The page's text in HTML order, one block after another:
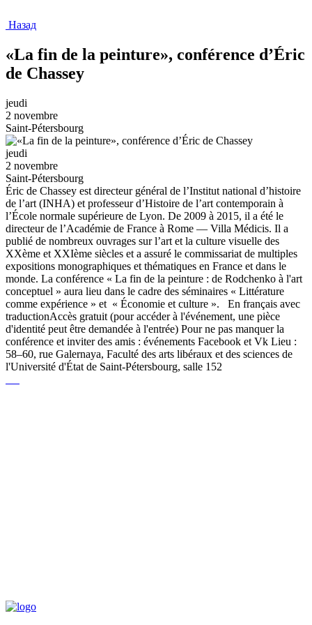
Назад
«La fin de la peinture», conférence d’Éric
de Chassey
jeudi
2 novembre
Saint-Pétersbourg
jeudi
2 novembre
Saint-Pétersbourg
Éric de Chassey est directeur général de l’Institut national d’histoire
de l’art (INHA) et professeur d’Histoire de l’art contemporain à
l’École normale supérieure de Lyon. De 2009 à 2015, il a été le
directeur de l’Académie de France à Rome — Villa Médicis. Il a
publié de nombreux ouvrages sur l’art et la culture visuelle des
XXème et XXIème siècles et a assuré le commissariat de multiples
expositions monographiques et thématiques en France et dans le
monde. La conférence « La fin de la peinture : de Rodchenko à l'art
conceptuel » aura lieu dans le cadre des séminaires « Littérature
comme expérience » et « Économie et culture ». En français avec
traductionAccès gratuit (pour accéder à l'événement, une pièce
d'identité peut être demandée à l'entrée) Pour ne pas manquer la
conférence et inviter des amis : événements Facebook et Vk Lieu :
58–60, rue Galernaya, Faculté des arts libéraux et des sciences de
l'Université d'État de Saint-Pétersbourg, salle 152